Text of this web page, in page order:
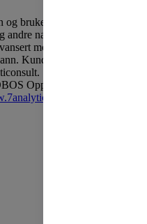
og bruker AI og maskinlæring
naturfarer. Selskapets
modellering og AI for
Kundene er blant annet
Selskapet er støttet av
Oppstart. For mer